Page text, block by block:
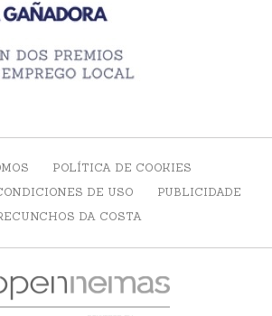
POLÍTICA DE COOKIES
DE USO
PUBLICIDADE
DA COSTA